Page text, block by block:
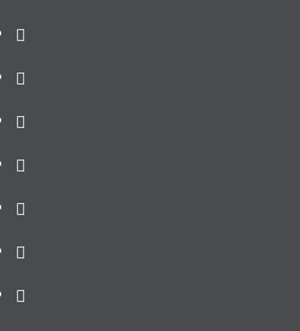
Prima
pagină
Știri
de
ultima
Administrație
locală
Actualitate
Justiție
Cultura
Sănătate